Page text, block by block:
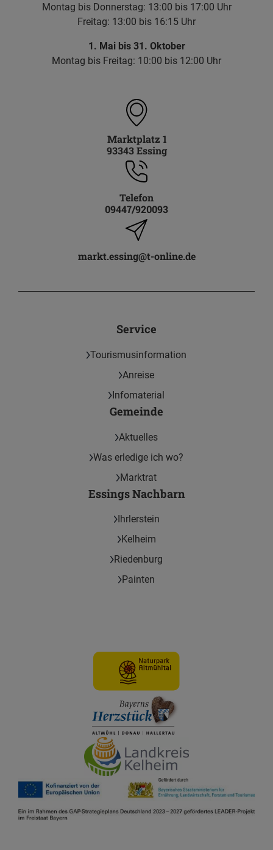
Montag bis Donnerstag: 13:00 bis 17:00 Uhr
Freitag: 13:00 bis 16:15 Uhr
1. Mai bis 31. Oktober
Montag bis Freitag: 10:00 bis 12:00 Uhr
Marktplatz 1
93343 Essing
Telefon
09447/920093
markt.essing@t-online.de
Service
Tourismusinformation
Anreise
Infomaterial
Gemeinde
Aktuelles
Was erledige ich wo?
Marktrat
Essings Nachbarn
Ihrlerstein
Kelheim
Riedenburg
Painten